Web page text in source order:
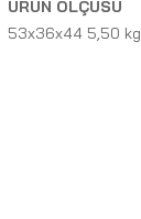
ÜRÜN ÖLÇÜSÜ
53x36x44 5,50 kg